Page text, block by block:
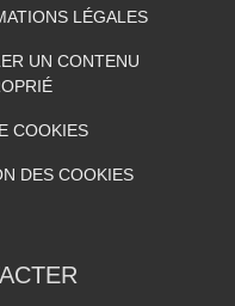
LÉGALES
UN CONTENU
COOKIES
DES COOKIES